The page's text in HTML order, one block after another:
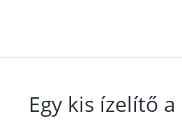
Egy kis ízelítő